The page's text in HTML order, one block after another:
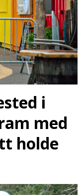
i
med
holde